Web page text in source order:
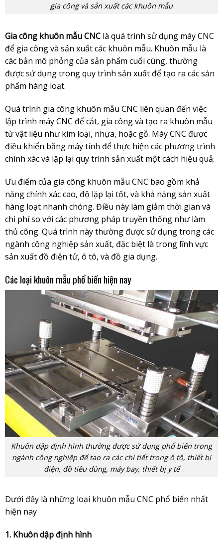
gia công và sản xuất các khuôn mẫu
Gia công khuôn mẫu CNClà quá trình sử dụng máy CNC
để gia công và sản xuất các khuôn mẫu. Khuôn mẫu là
các bản mô phỏng của sản phẩm cuối cùng, thường
được sử dụng trong quy trình sản xuất để tạo ra các sản
phẩm hàng loạt.
Quá trình gia công khuôn mẫu CNC liên quan đến việc
lập trình máy CNC để cắt, gia công và tạo ra khuôn mẫu
từ vật liệu như kim loại, nhựa, hoặc gỗ. Máy CNC được
điều khiển bằng máy tính để thực hiện các phương trình
chính xác và lặp lại quy trình sản xuất một cách hiệu quả.
Ưu điểm của gia công khuôn mẫu CNC bao gồm khả
năng chính xác cao, độ lặp lại tốt, và khả năng sản xuất
hàng loạt nhanh chóng. Điều này làm giảm thời gian và
chi phí so với các phương pháp truyền thống như làm
thủ công. Quá trình này thường được sử dụng trong các
ngành công nghiệp sản xuất, đặc biệt là trong lĩnh vực
sản xuất đồ điện tử, ô tô, và đồ gia dụng.
Các loại khuôn mẫu phổ biến hiện nay
Khuôn dập định hình thường được sử dụng phổ biến trong
ngành công nghiệp để tạo ra các chi tiết trong ô tô, thiết bị
điện, đồ tiêu dùng, máy bay, thiết bị y tế
Dưới đây là những loại khuôn mẫu CNC phổ biến nhất
hiện nay
1. Khuôn dập định hình